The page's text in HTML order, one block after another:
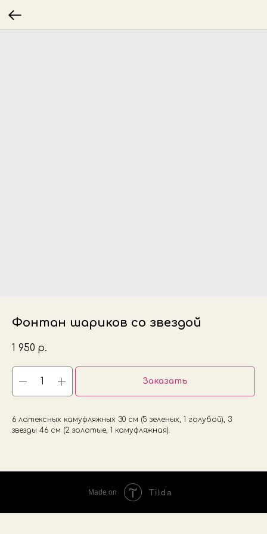
Фонтан шариков со звездой
1 950 р.
Заказать
6 латексных камуфляжных 30 см (5 зеленых, 1 голубой), 3
звезды 46 см (2 золотые, 1 камуфляжная).
Made on Tilda